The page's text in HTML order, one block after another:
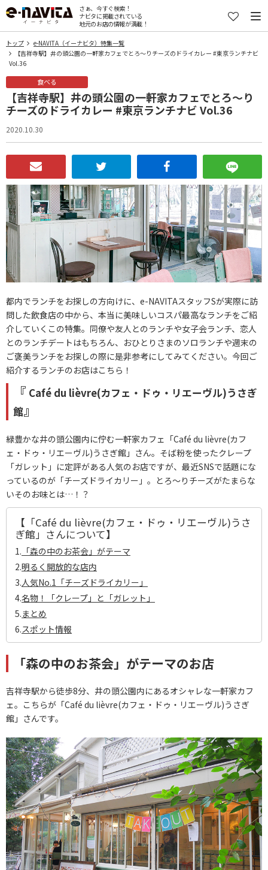
さぁ、今すぐ検索！
ナビタに掲載されている
地元のお店の情報が満載！
トップ
e-NAVITA（イーナビタ）特集一覧
【吉祥寺駅】井の頭公園の一軒家カフェでとろ～りチーズのドライカレー #東京ランチナビ
Vol.36
食べる
【吉祥寺駅】井の頭公園の一軒家カフェでとろ～り
チーズのドライカレー #東京ランチナビ Vol.36
2020.10.30
都内でランチをお探しの方向けに、e-NAVITAスタッフSが実際に訪
問した飲食店の中から、本当に美味しいコスパ最高なランチをご紹
介していくこの特集。同僚や友人とのランチや女子会ランチ、恋人
とのランチデートはもちろん、おひとりさまのソロランチや週末の
ご褒美ランチをお探しの際に是非参考にしてみてください。今回ご
紹介するランチのお店はこちら！
『 Café du lièvre(カフェ・ドゥ・リエーヴル)うさぎ
館』
緑豊かな井の頭公園内に佇む一軒家カフェ「Café du lièvre(カフ
ェ・ドゥ・リエーヴル)うさぎ館」さん。そば粉を使ったクレープ
「ガレット」に定評がある人気のお店ですが、最近SNSで話題にな
っているのが「チーズドライカリー」。とろ～りチーズがたまらな
いそのお味とは…！？
【「Café du lièvre(カフェ・ドゥ・リエーヴル)うさ
ぎ館」さんについて】
1. 「森の中のお茶会」がテーマ
2.明るく開放的な店内
3.人気No.1「チーズドライカリー」
4.名物！「クレープ」と「ガレット」
5.まとめ
6.スポット情報
「森の中のお茶会」がテーマのお店
吉祥寺駅から徒歩8分、井の頭公園内にあるオシャレな一軒家カフ
ェ。こちらが「Café du lièvre(カフェ・ドゥ・リエーヴル)うさぎ
館」さんです。